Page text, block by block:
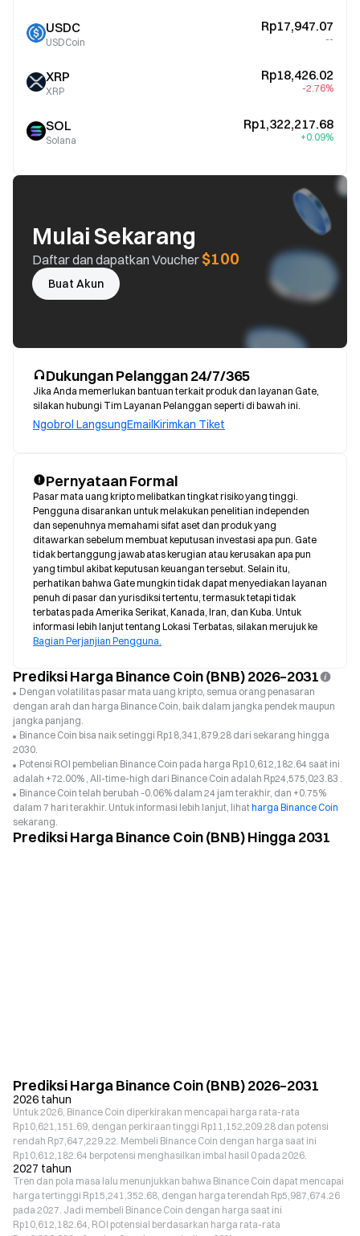
USDC
USDCoin
Rp17,947.07
--
XRP
XRP
Rp18,426.02
-2.76%
SOL
Solana
Rp1,322,217.68
+0.09%
Mulai Sekarang
Daftar dan dapatkan Voucher$100
Buat Akun
Dukungan Pelanggan 24/7/365
Jika Anda memerlukan bantuan terkait produk dan layanan Gate,
silakan hubungi Tim Layanan Pelanggan seperti di bawah ini.
Ngobrol LangsungEmailKirimkan Tiket
Pernyataan Formal
Pasar mata uang kripto melibatkan tingkat risiko yang tinggi.
Pengguna disarankan untuk melakukan penelitian independen
dan sepenuhnya memahami sifat aset dan produk yang
ditawarkan sebelum membuat keputusan investasi apa pun. Gate
tidak bertanggung jawab atas kerugian atau kerusakan apa pun
yang timbul akibat keputusan keuangan tersebut. Selain itu,
perhatikan bahwa Gate mungkin tidak dapat menyediakan layanan
penuh di pasar dan yurisdiksi tertentu, termasuk tetapi tidak
terbatas pada Amerika Serikat, Kanada, Iran, dan Kuba. Untuk
Bagian Perjanjian Pengguna.
Prediksi Harga Binance Coin (BNB) 2026–2031
Dengan volatilitas pasar mata uang kripto, semua orang penasaran
dengan arah dan harga Binance Coin, baik dalam jangka pendek maupun
jangka panjang.
Binance Coin bisa naik setinggi Rp18,341,879.28 dari sekarang hingga
2030.
Potensi ROI pembelian Binance Coin pada harga Rp10,612,182.64 saat ini
adalah +72.00% , All-time-high dari Binance Coin adalah Rp24,575,023.83 .
Binance Coin telah berubah -0.06% dalam 24 jam terakhir, dan +0.75%
dalam 7 hari terakhir. Untuk informasi lebih lanjut, lihatharga Binance Coin
sekarang.
Prediksi Harga Binance Coin (BNB) Hingga 2031
Prediksi Harga Binance Coin (BNB) 2026–2031
2026 tahun
Untuk 2026, Binance Coin diperkirakan mencapai harga rata-rata
Rp10,621,151.69, dengan perkiraan tinggi Rp11,152,209.28 dan potensi
rendah Rp7,647,229.22. Membeli Binance Coin dengan harga saat ini
Rp10,612,182.64 berpotensi menghasilkan imbal hasil 0 pada 2026.
2027 tahun
Tren dan pola masa lalu menunjukkan bahwa Binance Coin dapat mencapai
harga tertinggi Rp15,241,352.68, dengan harga terendah Rp5,987,674.26
pada 2027. Jadi membeli Binance Coin dengan harga saat ini
Rp10,612,182.64, ROI potensial berdasarkan harga rata-rata